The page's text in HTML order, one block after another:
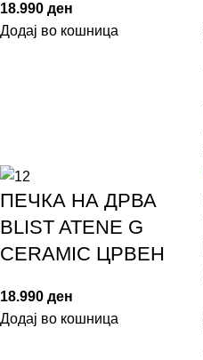
18.990 ден
Додај во кошница
ПЕЧКА НА ДРВА
BLIST ATENE G
CERAMIC ЦРВЕН
18.990 ден
Додај во кошница